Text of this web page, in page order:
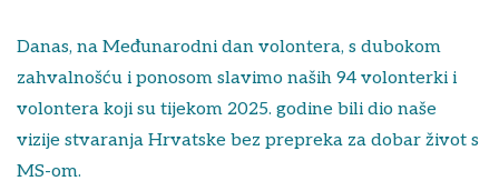
Danas, na Međunarodni dan volontera, s dubokom
zahvalnošću i ponosom slavimo naših 94 volonterki i
volontera koji su tijekom 2025. godine bili dio naše
vizije stvaranja Hrvatske bez prepreka za dobar život s
MS-om.